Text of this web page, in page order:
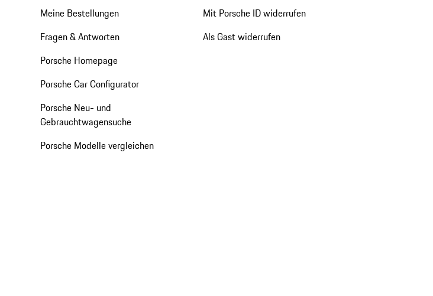
Meine Bestellungen
Fragen & Antworten
Porsche Homepage
Porsche Car Configurator
Porsche Neu- und
Gebrauchtwagensuche
Porsche Modelle vergleichen
Mit Porsche ID widerrufen
Als Gast widerrufen